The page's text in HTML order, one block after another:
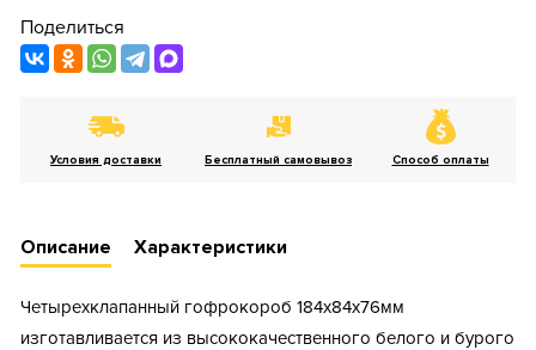
Поделиться
Условия доставки Бесплатный самовывоз Способ оплаты
Описание Характеристики
Четырехклапанный гофрокороб 184х84х76мм
изготавливается из высококачественного белого и бурого